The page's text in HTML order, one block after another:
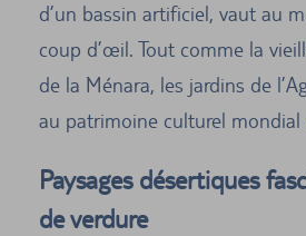
d’un bassin artificiel, vaut au
coup d’œil. Tout comme la
de la Ménara, les jardins de
au patrimoine culturel mondial
Paysages désertiques
de verdure